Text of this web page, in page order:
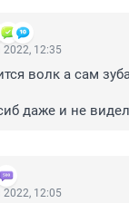
12:35
волк а сам
даже и не
12:05